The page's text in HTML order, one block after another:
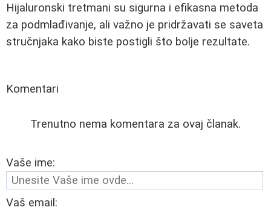
Hijaluronski tretmani su sigurna i efikasna metoda
za podmlađivanje, ali važno je pridržavati se saveta
stručnjaka kako biste postigli što bolje rezultate.
Komentari
Trenutno nema komentara za ovaj članak.
Vaše ime:
Vaš email: